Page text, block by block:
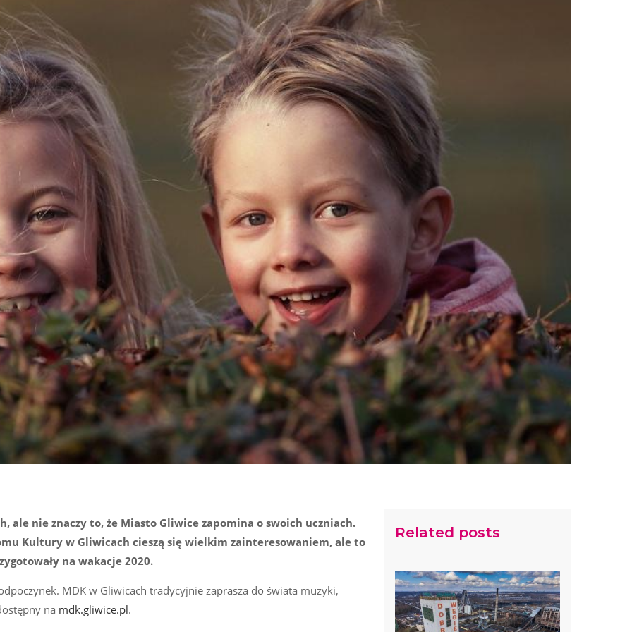
ale nie znaczy to, że Miasto Gliwice zapomina o swoich uczniach.
Kultury w Gliwicach cieszą się wielkim zainteresowaniem, ale to
na wakacje 2020.
MDK w Gliwicach tradycyjnie zaprasza do świata muzyki,
na mdk.gliwice.pl.
Related posts